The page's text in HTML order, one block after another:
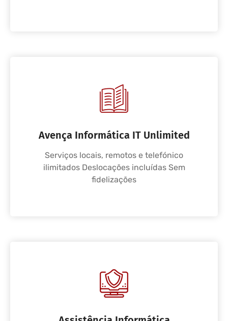
Avença Informática IT Unlimited
Serviços locais, remotos e telefónico
ilimitados Deslocações incluídas Sem
fidelizações